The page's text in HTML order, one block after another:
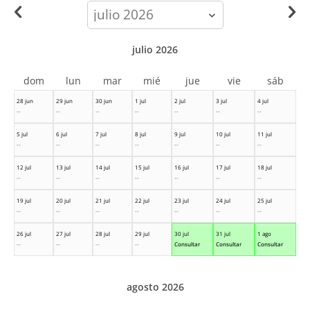
calendar-
month
28 jun
--
29 jun
--
30 jun
--
1 jul
--
2 jul
--
3 jul
--
4 jul
--
5 jul
--
6 jul
--
7 jul
--
8 jul
--
9 jul
--
10 jul
--
11 jul
--
12 jul
--
13 jul
--
14 jul
--
15 jul
--
16 jul
--
17 jul
--
18 jul
--
19 jul
--
20 jul
--
21 jul
--
22 jul
--
23 jul
--
24 jul
--
25 jul
--
26 jul
--
27 jul
--
28 jul
--
29 jul
--
30 jul
Consultar
31 jul
Consultar
1 ago
Consultar
julio 2026
dom lun mar mié jue vie sáb
agosto 2026